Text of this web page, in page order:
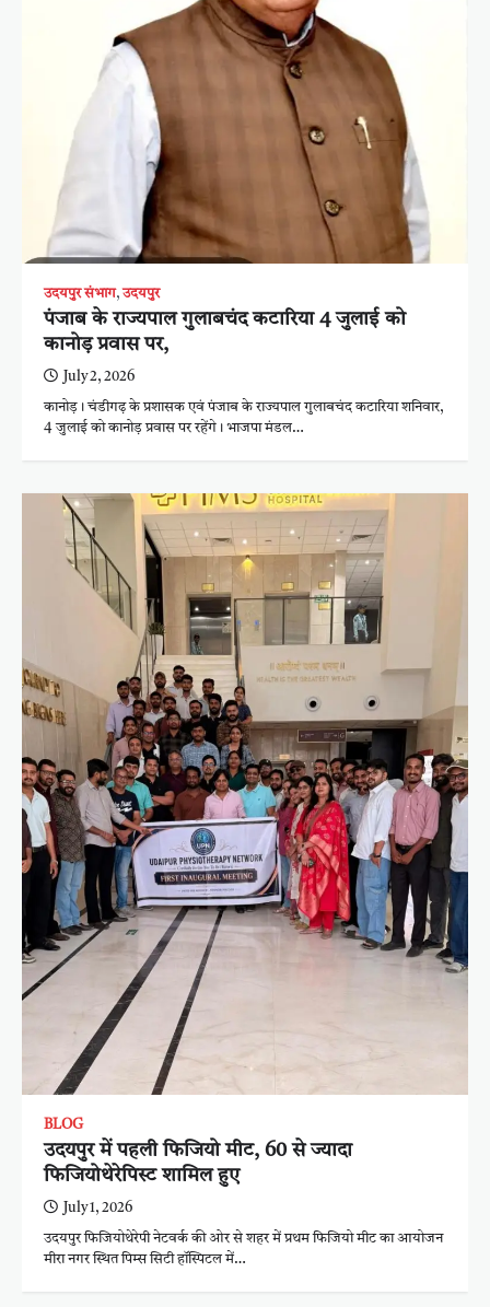
उदयपुर संभाग,उदयपुर
पंजाब के राज्यपाल गुलाबचंद कटारिया 4 जुलाई को
कानोड़ प्रवास पर,
July 2, 2026
कानोड़। चंडीगढ़ के प्रशासक एवं पंजाब के राज्यपाल गुलाबचंद कटारिया शनिवार,
4 जुलाई को कानोड़ प्रवास पर रहेंगे। भाजपा मंडल…
BLOG
उदयपुर में पहली फिजियो मीट, 60 से ज्यादा
फिजियोथेरेपिस्ट शामिल हुए
July 1, 2026
उदयपुर फिजियोथेरेपी नेटवर्क की ओर से शहर में प्रथम फिजियो मीट का आयोजन
मीरा नगर स्थित पिम्स सिटी हॉस्पिटल में…